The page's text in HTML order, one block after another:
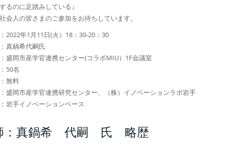
するのに足踏みしている』
会人の皆さまのご参加をお待ちしています。
2022年1月11日(火）18：30-20：30
真鍋希代嗣氏
岡市産学官連携センター(コラボMIU）1F会議室
50名
無料
盛岡市産学官連携研究センター、（株）イノベーションラボ岩手
岩手イノベーションベース
：真鍋希 代嗣 氏 略歴